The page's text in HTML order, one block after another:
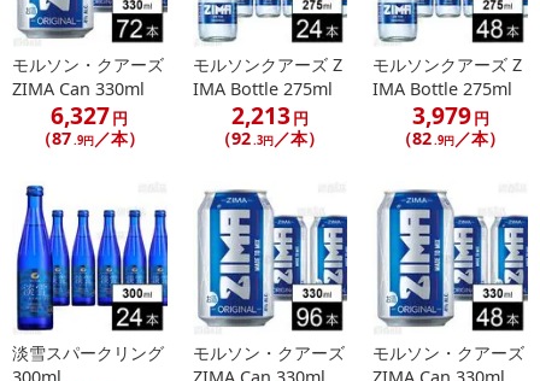
モルソン・クアーズ
ZIMA Can 330ml
6,327円
（87 .9円／本）
モルソンクアーズ Z
IMA Bottle 275ml
2,213円
（92 .3円 ／本）
モルソンクアーズ Z
IMA Bottle 275ml
3,979円
（82 .9円 ／本）
淡雪スパークリング
モルソン・クアーズ
モルソン・クアーズ